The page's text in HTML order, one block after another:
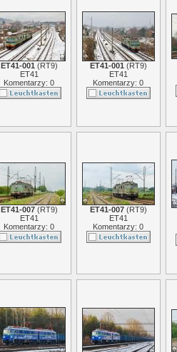
ET41-001 (RT9)
ET41
Komentarzy: 0
ET41-001 (RT9)
ET41
Komentarzy: 0
ET41-007(RT9)
ET41
Komentarzy: 0
ET41-007(RT9)
ET41
Komentarzy: 0